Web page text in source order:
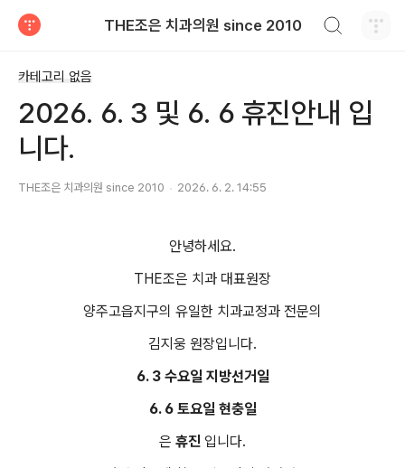
THE조은 치과의원 since 2010
카테고리 없음
2026. 6. 3 및 6. 6 휴진안내 입
니다.
THE조은 치과의원 since 2010 2026. 6. 2. 14:55
안녕하세요.
THE조은 치과 대표원장
양주고읍지구의 유일한 치과교정과 전문의
김지웅 원장입니다.
6. 3 수요일 지방선거일
6. 6 토요일 현충일
은 휴진 입니다.